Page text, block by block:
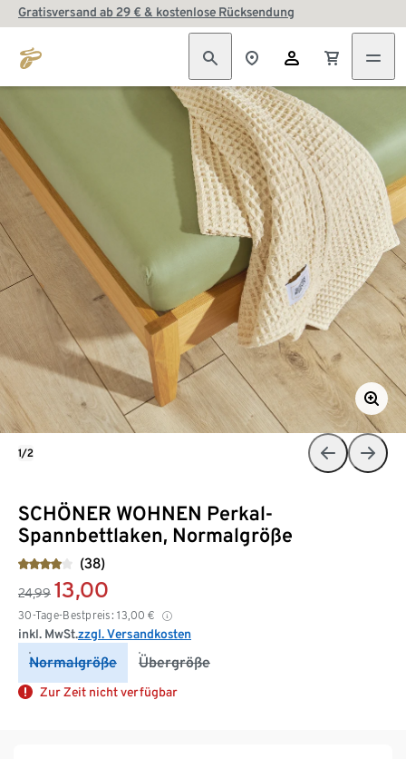
Gratisversand ab 29 € & kostenlose Rücksendung
SCHÖNER WOHNEN Perkal-
Spannbettlaken, Normalgröße
(38)
24,99 13,00
30-Tage-Bestpreis: 13,00 €
inkl. MwSt.zzgl. Versandkosten
Normalgröße Übergröße
Zur Zeit nicht verfügbar
1/2